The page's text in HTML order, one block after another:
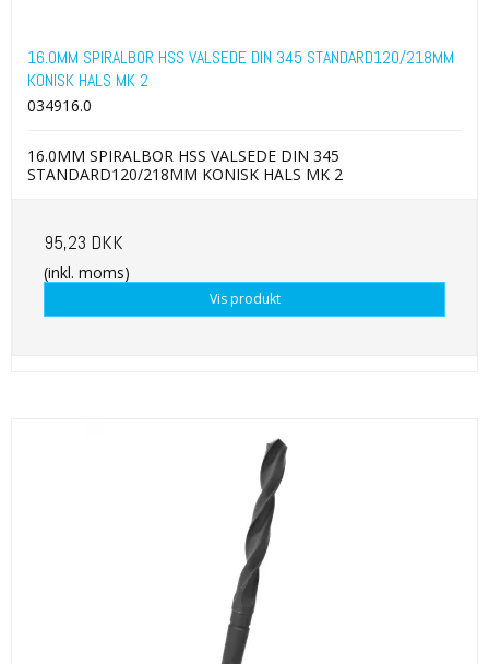
16.0MM SPIRALBOR HSS VALSEDE DIN 345 STANDARD120/218MM
KONISK HALS MK 2
034916.0
16.0MM SPIRALBOR HSS VALSEDE DIN 345
STANDARD120/218MM KONISK HALS MK 2
95,23 DKK
(inkl. moms)
Vis produkt